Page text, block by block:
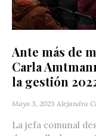
Ante más de
Carla
la gestión
Mayo 3, 2023 Alejandra
La jefa comunal